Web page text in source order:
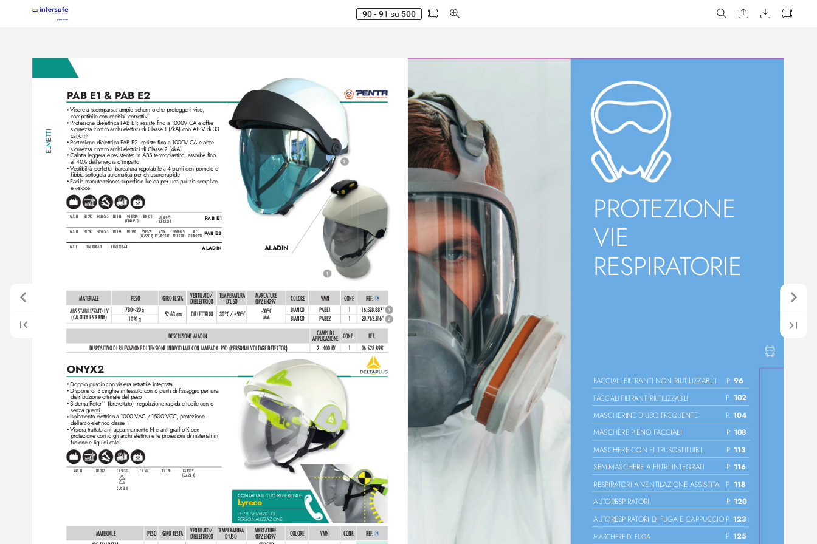
90 - 91 su 500
ELMET
TI
• Doppio guscio con visiera retrattile integrata
• Dispone di 3 cinghie in tessuto con 6 punti di fissaggio per una
distribuzione ottimale del peso
• Sistema Rotor® (brevettato): regolazione rapida e facile con o
senza guanti
• Isolamento elettrico a 1000 VAC / 1500 VCC, protezione
dell'arco elettrico classe 1
• Visiera trattata anti-appannamento N e anti-graffio K con
protezione contro gli archi elettrici e le proiezioni di materiali in
fusione e liquidi caldi
CAT. III EN 397 EN 50365
CLASSE 0
EN 166 EN 170 GS ET 29
(CLASSE 1)
ONYX2
ALADIN
• Visore a scomparsa: ampio schermo che protegge il viso,
compatibile con occhiali correttivi
• Protezione dielettrica PAB E1: resiste fino a 1000V CA e offre
sicurezza contro archi elettrici di Classe 1 (7kA) con ATPV di 33
cal/cm²
• Protezione dielettrica PAB E2: resiste fino a 1000V CA e offre
sicurezza contro archi elettrici di Classe 2 (4kA)
• Calotta leggera e resistente: in ABS termoplastico, assorbe fino
al 40% dell’energia d’impatto
• Vestibilità perfetta: bardatura regolabile a 4 punti con pomolo e
fibbia sottogola automatica per chiusure rapide
• Facile manutenzione: superficie lucida per una pulizia semplice
e veloce
CAT. III EN 397 EN 50365 EN 166 GS ET 29
(CLASSE 1)
EN 170 EN 60079-
32-1:2018
PAB E1
CAT. III EN 397 EN 50365 EN 166 EN 170 GS-ET-29
(CLASSE 2)
ASTM
F2178:2012
EN 60079-
32-1:2018
IEC
62819:2022 PAB E2
CAT III EN 61000-6-2 EN 61000-6-4 ALADIN
PAB E1 & PAB E2
DESCRIZIONE ALADIN
CAMPI DI
APPLICAZIONE
CONF. REF.
DISPOSITIVO DI RILEVAZIONE DI TENSIONE INDIVIDUALE CON LAMPADA. PVD (PERSONAL VOLTAGE DETECTOR)
2 - 400 KV 1 16.528.898*
MATERIALE PESO GIRO TESTA VENTILATO/
DIELETTRICO
TEMPERATURA
DʼUSO
MARCATURE
OPZ EN397
COLORE VMN CONF. REF.
PER IL SERVIZIO DI
PERSONALIZZAZIONE
CONTATTA IL TUO REFERENTE
Lyreco
MATERIALE PESO GIRO TESTA VENTILATO/
DIELETTRICO
TEMPERATURA
DʼUSO
MARCATURE
OPZ EN397
COLORE VMN CONF. REF.
ABS STABILIZZATO UV
(CALOTTA ESTERNA)
780+-20 g
52-63 cm DIELETTRICO -30°C / +50°C -30°C
MM
BIANCO PABE1 1 16.528.887*
1020 g BIANCO PABE2 1 20.762.816*
1
1
2
2
PROTEZIONE
VIE
RESPIRATORIE
FACCIALI FILTRANTI NON RIUTILIZZABILI P. 96
FACCIALI FILTRANTI RIUTILIZZABILI P. 102
MASCHERINE D'USO FREQUENTE P. 104
MASCHERE PIENO FACCIALI P. 108
MASCHERE CON FILTRI SOSTITUIBILI P. 113
SEMIMASCHERE A FILTRI INTEGRATI P. 116
RESPIRATORI A VENTIL AZIONE ASSISTITA P. 118
AUTORESPIRATORI P. 120
AUTORESPIRATORI DI FUGA E CAPPUCCIO P. 123
MASCHERE DI FUGA P. 125